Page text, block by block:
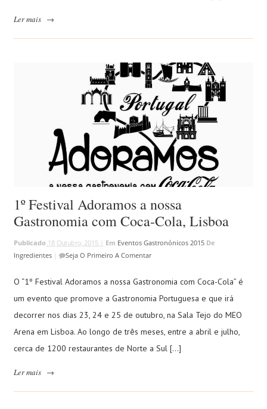
Ler mais →
1º Festival Adoramos a nossa
Gastronomia com Coca-Cola, Lisboa
Publicado 18 Outubro, 2015 | Em Eventos Gastronónicos 2015 De
Ingredientes| Seja O Primeiro A Comentar
O “1º Festival Adoramos a nossa Gastronomia com Coca-Cola” é
um evento que promove a Gastronomia Portuguesa e que irá
decorrer nos dias 23, 24 e 25 de outubro, na Sala Tejo do MEO
Arena em Lisboa. Ao longo de três meses, entre a abril e julho,
cerca de 1200 restaurantes de Norte a Sul […]
Ler mais →